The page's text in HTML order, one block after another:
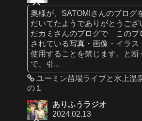
奥様が、SATOMIさんのブログ
だいてたようでありがとうござ
だカミさんのブログで このブ
されている写真・画像・イラス
使用することを禁じます。と断
で、引...
ユーミン苗場ライブと水上
の１
ありふうラジオ
2024.02.13